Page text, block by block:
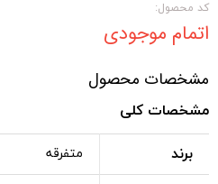
کد محصول:
اتمام موجودی
مشخصات محصول
مشخصات کلی
برند متفرقه